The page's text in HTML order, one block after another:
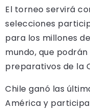
El torneo servirá
selecciones
para los millones
mundo, que
preparativos de la
Chile ganó las
América y